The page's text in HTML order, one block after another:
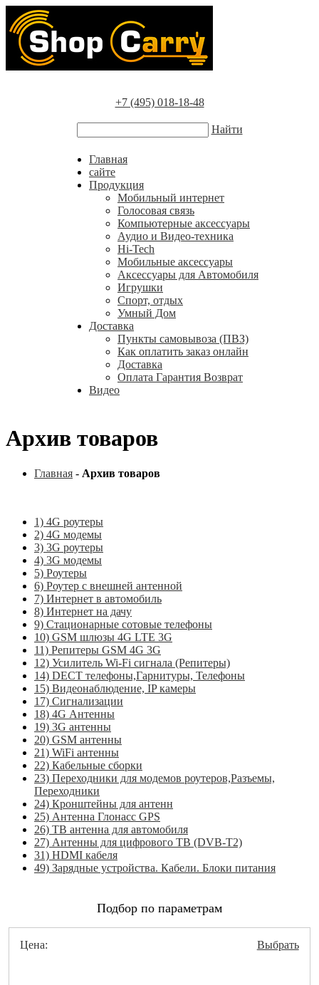
+7 (495) 018-18-48
Найти
Главная
сайте
Продукция
Мобильный интернет
Голосовая связь
Компьютерные аксессуары
Аудио и Видео-техника
Hi-Tech
Мобильные аксессуары
Аксессуары для Автомобиля
Игрушки
Спорт, отдых
Умный Дом
Доставка
Пункты самовывоза (ПВЗ)
Как оплатить заказ онлайн
Доставка
Оплата Гарантия Возврат
Видео
Архив товаров
Главная - Архив товаров
1) 4G роутеры
2) 4G модемы
3) 3G роутеры
4) 3G модемы
5) Роутеры
6) Роутер с внешней антенной
7) Интернет в автомобиль
8) Интернет на дачу
9) Стационарные сотовые телефоны
10) GSM шлюзы 4G LTE 3G
11) Репитеры GSM 4G 3G
12) Усилитель Wi-Fi сигнала (Репитеры)
14) DECT телефоны,Гарнитуры, Телефоны
15) Видеонаблюдение, IP камеры
17) Сигнализации
18) 4G Антенны
19) 3G антенны
20) GSM антенны
21) WiFi антенны
22) Кабельные сборки
23) Переходники для модемов роутеров,Разъемы,
Переходники
24) Кронштейны для антенн
25) Антенна Глонасс GPS
26) ТВ антенна для автомобиля
27) Антенны для цифрового ТВ (DVB-T2)
31) HDMI кабеля
49) Зарядные устройства. Кабели. Блоки питания
Подбор по параметрам
Цена: Выбрать